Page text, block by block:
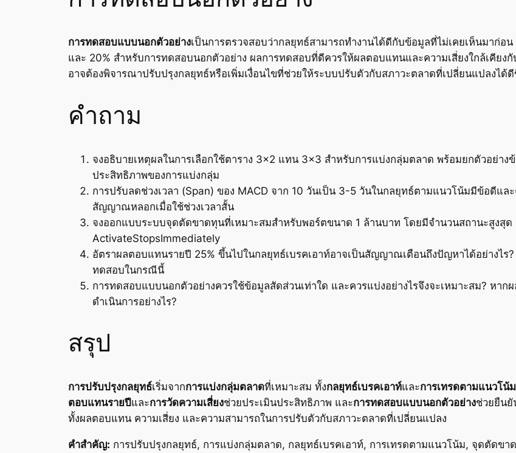
การทดสอบแบบนอกตัวอย่างเป็นการตรวจสอบว่ากลยุทธ์สามารถทำงานได้ดีกับข้อมูลที่ไม่เคยเห็นมาก่
และ 20% สำหรับการทดสอบนอกตัวอย่าง ผลการทดสอบที่ดีควรให้ผลตอบแทนและความเสี่ยงใกล้เคีย
อาจต้องพิจารณาปรับปรุงกลยุทธ์หรือเพิ่มเงื่อนไขที่ช่วยให้ระบบปรับตัวกับสภาวะตลาดที่เปลี่ยนแปลงได้
คำถาม
จงอธิบายเหตุผลในการเลือกใช้ตาราง 3×2 แทน 3×3 สำหรับการแบ่งกลุ่มตลาด พร้อมยกตัวอย่า
ประสิทธิภาพของการแบ่งกลุ่ม
การปรับลดช่วงเวลา (Span) ของ MACD จาก 10 วันเป็น 3-5 วันในกลยุทธ์ตามแนวโน้มมีข้อดีและ
สัญญาณหลอกเมื่อใช้ช่วงเวลาสั้น
จงออกแบบระบบจุดตัดขาดทุนที่เหมาะสมสำหรับพอร์ตขนาด 1 ล้านบาท โดยมีจำนวนสถานะสูงสุ
ActivateStopsImmediately
อัตราผลตอบแทนรายปี 25% ขึ้นไปในกลยุทธ์เบรคเอาท์อาจเป็นสัญญาณเตือนถึงปัญหาได้อย่างไร
ทดสอบในกรณีนี้
การทดสอบแบบนอกตัวอย่างควรใช้ข้อมูลสัดส่วนเท่าใด และควรแบ่งอย่างไรจึงจะเหมาะสม? หา
ดำเนินการอย่างไร?
สรุป
การปรับปรุงกลยุทธ์เริ่มจากการแบ่งกลุ่มตลาดที่เหมาะสม ทั้งกลยุทธ์เบรคเอาท์และการเทรดตามแนวโน้ม
ตอบแทนรายปีและการวัดความเสี่ยงช่วยประเมินประสิทธิภาพ และการทดสอบแบบนอกตัวอย่างช่วยยืนยั
ทั้งผลตอบแทน ความเสี่ยง และความสามารถในการปรับตัวกับสภาวะตลาดที่เปลี่ยนแปลง
คำสำคัญ: การปรับปรุงกลยุทธ์, การแบ่งกลุ่มตลาด, กลยุทธ์เบรคเอาท์, การเทรดตามแนวโน้ม, จุดตัดข